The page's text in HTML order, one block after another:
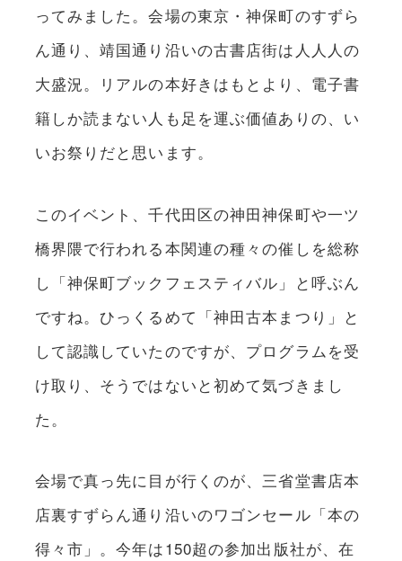
ってみました。会場の東京・神保町のすずら
ん通り、靖国通り沿いの古書店街は人人人の
大盛況。リアルの本好きはもとより、電子書
籍しか読まない人も足を運ぶ価値ありの、い
いお祭りだと思います。
このイベント、千代田区の神田神保町や一ツ
橋界隈で行われる本関連の種々の催しを総称
し「神保町ブックフェスティバル」と呼ぶん
ですね。ひっくるめて「神田古本まつり」と
して認識していたのですが、プログラムを受
け取り、そうではないと初めて気づきまし
た。
会場で真っ先に目が行くのが、三省堂書店本
店裏すずらん通り沿いのワゴンセール「本の
得々市」。今年は150超の参加出版社が、在